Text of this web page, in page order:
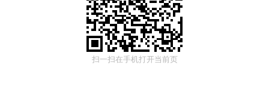
扫一扫在手机打开当前页